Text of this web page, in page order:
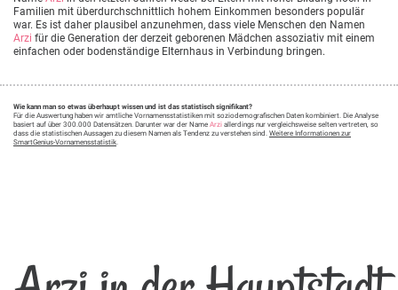
Familien mit überdurchschnittlich hohem Einkommen besonders populär
war. Es ist daher plausibel anzunehmen, dass viele Menschen den Namen
Arzi für die Generation der derzeit geborenen Mädchen assoziativ mit einem
einfachen oder bodenständige Elternhaus in Verbindung bringen.
Wie kann man so etwas überhaupt wissen und ist das statistisch signifikant?
Für die Auswertung haben wir amtliche Vornamensstatistiken mit soziodemografischen Daten kombiniert. Die Analyse
basiert auf über 300.000 Datensätzen. Darunter war der Name Arzi allerdings nur vergleichsweise selten vertreten, so
dass die statistischen Aussagen zu diesem Namen als Tendenz zu verstehen sind. Weitere Informationen zur
SmartGenius-Vornamensstatistik.